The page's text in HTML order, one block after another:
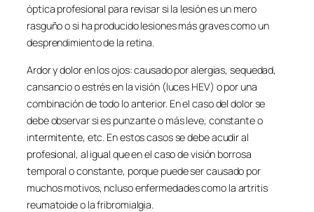
óptica profesional para revisar si la lesión es un mero
rasguño o si ha producido lesiones más graves como un
desprendimiento de la retina.
Ardor y dolor en los ojos: causado por alergias, sequedad,
cansancio o estrés en la visión (luces HEV) o por una
combinación de todo lo anterior. En el caso del dolor se
debe observar si es punzante o más leve, constante o
intermitente, etc. En estos casos se debe acudir al
profesional, al igual que en el caso de visión borrosa
temporal o constante, porque puede ser causado por
muchos motivos, ncluso enfermedades como la artritis
reumatoide o la fribromialgia.